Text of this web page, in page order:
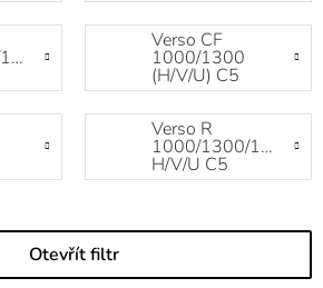
Verso CF
1000/1300
(H/V/U) C5
Verso R
1000/1300/1500
H/V/U C5
Otevřít filtr